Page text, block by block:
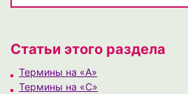
Статьи этого раздела
Термины на «A»
Термины на «C»